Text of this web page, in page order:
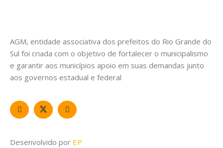
AGM, entidade associativa dos prefeitos do Rio Grande do
Sul foi criada com o objetivo de fortalecer o municipalismo
e garantir aos municípios apoio em suas demandas junto
aos governos estadual e federal
Desenvolvido por EP